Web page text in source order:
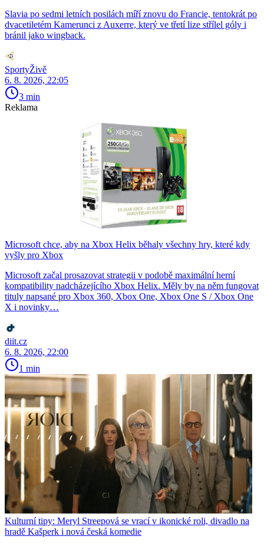
Slavia po sedmi letních posilách míří znovu do Francie, tentokrát po
dvacetiletém Kamerunci z Auxerre, který ve třetí lize střílel góly i
bránil jako wingback.
SportyŽivě
6. 8. 2026, 22:05
3 min
Reklama
Microsoft chce, aby na Xbox Helix běhaly všechny hry, které kdy
vyšly pro Xbox
Microsoft začal prosazovat strategii v podobě maximální herní
kompatibility nadcházejícího Xbox Helix. Měly by na něm fungovat
tituly napsané pro Xbox 360, Xbox One, Xbox One S / Xbox One
X i novinky…
diit.cz
6. 8. 2026, 22:00
1 min
Kulturní tipy: Meryl Streepová se vrací v ikonické roli, divadlo na
hradě Kašperk i nová česká komedie